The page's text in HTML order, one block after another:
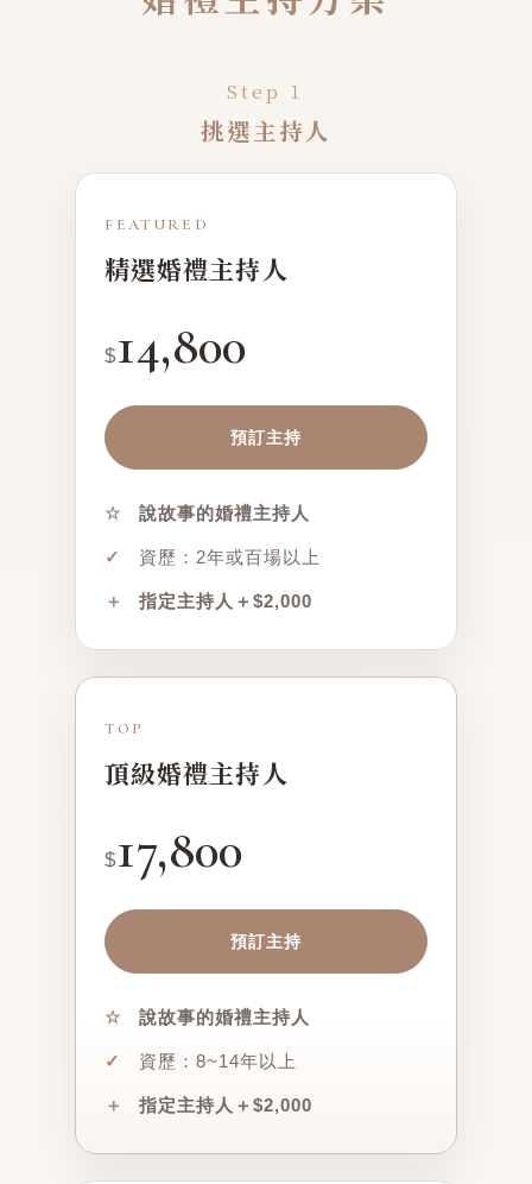
Step 1
挑選主持人
FEATURED
精選婚禮主持人
$14,800
預訂主持
☆ 說故事的婚禮主持人
✓ 資歷：2年或百場以上
＋ 指定主持人＋$2,000
TOP
頂級婚禮主持人
$17,800
預訂主持
☆ 說故事的婚禮主持人
✓ 資歷：8~14年以上
＋ 指定主持人＋$2,000